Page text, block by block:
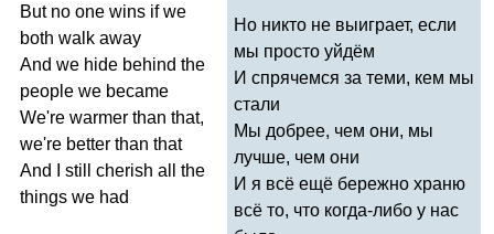
But no one wins if we
both walk away
And we hide behind the
people we became
We're warmer than that,
we're better than that
And
still cherish all
the
things we had
Но никто не выиграет, если
мы просто уйдём
И спрячемся за теми, кем мы
стали
Мы добрее, чем они, мы
лучше, чем они
И я всё ещё бережно храню
всё то, что когда-либо у нас